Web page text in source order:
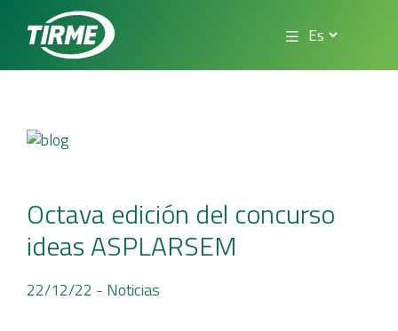
Octava edición del concurso
ideas ASPLARSEM
22/12/22 - Noticias